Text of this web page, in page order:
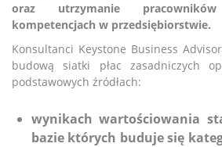
oraz utrzymanie
kompetencjach w przedsiębiorstwie.
Konsultanci Keystone Business
budową siatki płac zasadniczych
podstawowych źródłach:
wynikach wartościowania
bazie których buduje się